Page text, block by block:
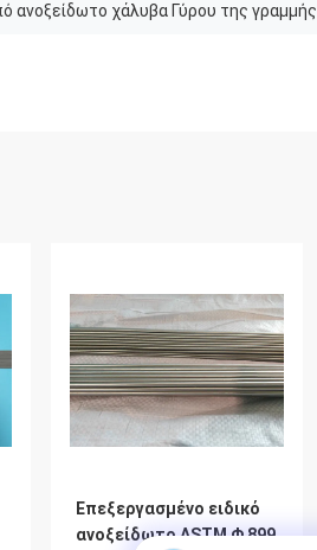
ανοξείδωτο χάλυβα Γύρου της γραμμής
Επεξεργασμένο ειδικό
ανοξείδωτο ASTM Φ 899